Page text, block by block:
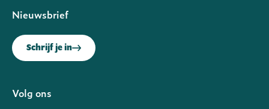
Nieuwsbrief
Schrijf je in
Volg ons